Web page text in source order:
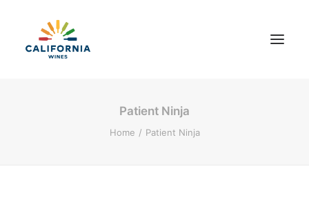
Events + Promotions
Patient Ninja
Home Patient Ninja